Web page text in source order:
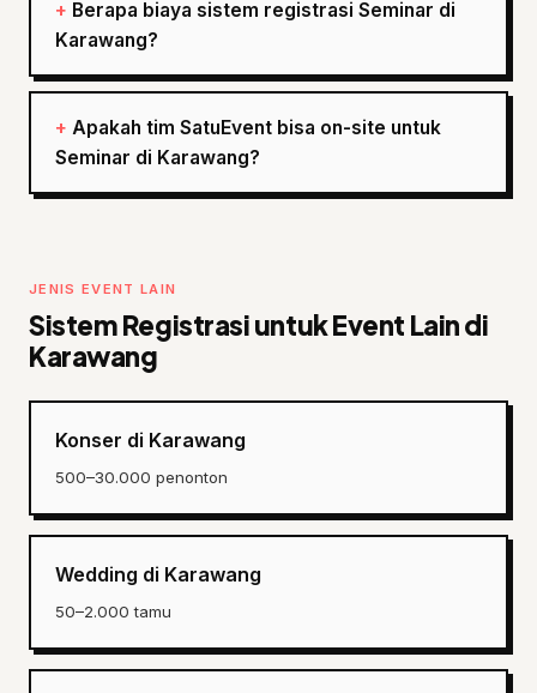
Berapa biaya sistem registrasi Seminar di
Karawang?
Apakah tim SatuEvent bisa on-site untuk
Seminar di Karawang?
JENIS EVENT LAIN
Sistem Registrasi untuk Event Lain di
Karawang
Konser di Karawang
500–30.000 penonton
Wedding di Karawang
50–2.000 tamu